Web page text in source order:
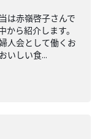
は赤嶺啓子さんで
ら紹介します。
人会として働くお
いしい食...